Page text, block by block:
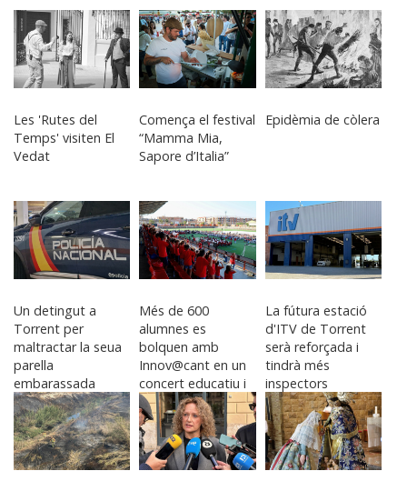
Les 'Rutes del
Temps' visiten El
Vedat
Comença el festival
“Mamma Mia,
Sapore d’Italia”
Epidèmia de còlera
Un detingut a
Torrent per
maltractar la seua
parella
embarassada
Més de 600
alumnes es
bolquen amb
Innov@cant en un
concert educatiu i
musical
La fútura estació
d'ITV de Torrent
serà reforçada i
tindrà més
inspectors